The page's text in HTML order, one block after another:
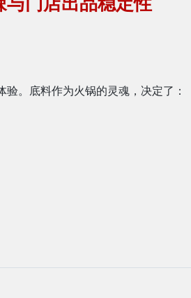
与门店出品稳定性
验。底料作为火锅的灵魂，决定了：